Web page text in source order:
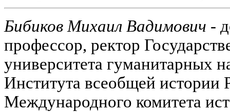
Бибиков Михаил Вадимович -
профессор, ректор
университета гуманитарных
Института всеобщей
Международного комитета